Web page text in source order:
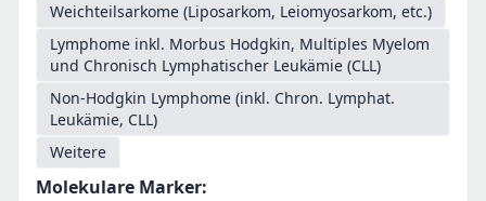
Weichteilsarkome (Liposarkom, Leiomyosarkom, etc.)
Lymphome inkl. Morbus Hodgkin, Multiples Myelom
und Chronisch Lymphatischer Leukämie (CLL)
Non-Hodgkin Lymphome (inkl. Chron. Lymphat.
Leukämie, CLL)
Weitere
Molekulare Marker: